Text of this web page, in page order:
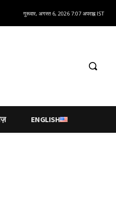
गुरूवार, अगस्त 6, 2026 7:07 अपराह्न IST
ENGLISH